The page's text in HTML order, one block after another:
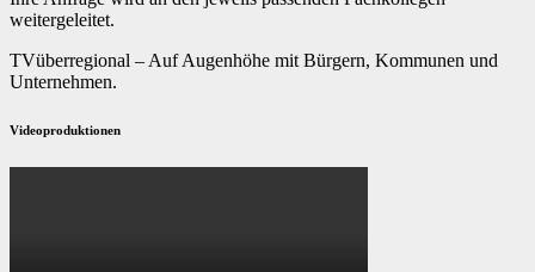
weitergeleitet.
TVüberregional – Auf Augenhöhe mit Bürgern, Kommunen und
Unternehmen.
Videoproduktionen